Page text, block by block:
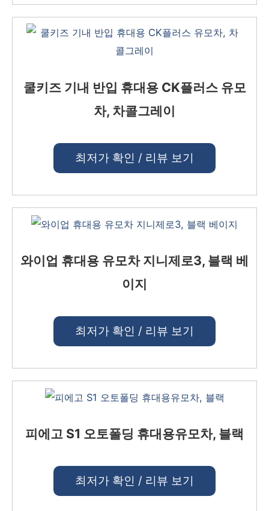
쿨키즈 기내 반입 휴대용 CK플러스 유모
차, 차콜그레이
최저가 확인 / 리뷰 보기
와이업 휴대용 유모차 지니제로3, 블랙 베
이지
최저가 확인 / 리뷰 보기
피에고 S1 오토폴딩 휴대용유모차, 블랙
최저가 확인 / 리뷰 보기